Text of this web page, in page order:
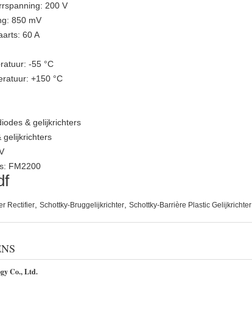
200 V
850 mV
60 A
-55 °C
+150 °C
& gelijkrichters
gelijkrichters
FM2200
Rectifier Schottky-Bruggelijkrichter Schottky-Barrière Plastic Gelijkrichter
Co., Ltd.